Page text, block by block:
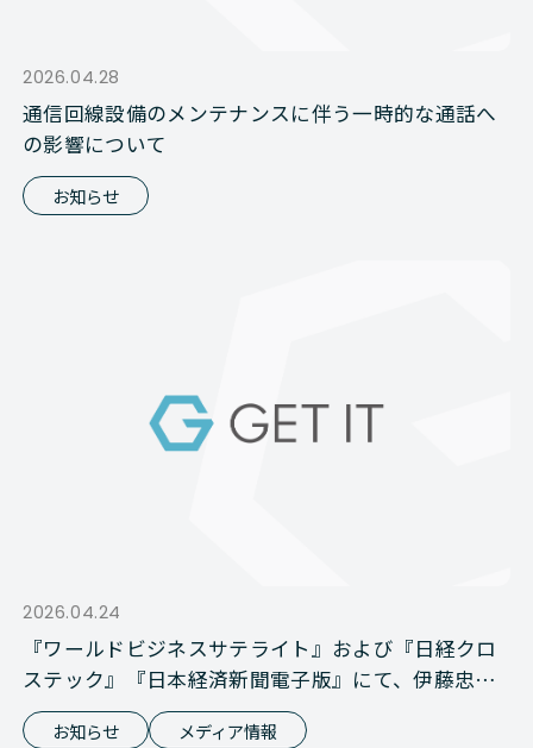
2026.04.28
通信回線設備のメンテナンスに伴う一時的な通話へ
の影響について
お知らせ
2026.04.24
『ワールドビジネスサテライト』および『日経クロ
ステック』『日本経済新聞電子版』にて、伊藤忠商
事との資本業務提携が報じられました
お知らせ メディア情報